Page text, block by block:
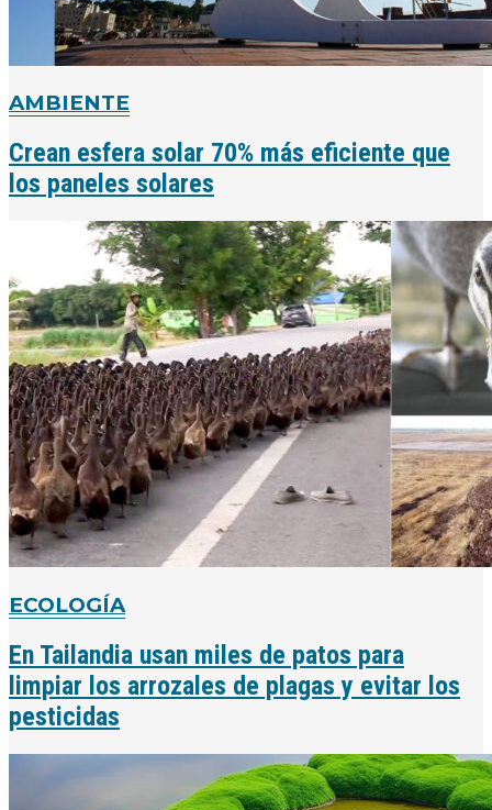
AMBIENTE
Crean esfera solar 70% más eficiente que
los paneles solares
ECOLOGÍA
En Tailandia usan miles de patos para
limpiar los arrozales de plagas y evitar los
pesticidas